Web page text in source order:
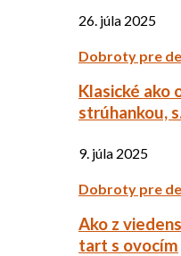
26. júla 2025
Dobroty pre
Klasické ako
strúhankou,
9. júla 2025
Dobroty pre
Ako z
tart s ovocím